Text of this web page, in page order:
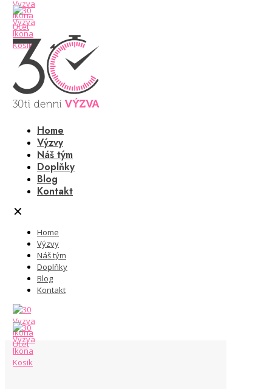
Home
Výzvy
Náš tým
Doplňky
Blog
Kontakt
✕
Home
Výzvy
Náš tým
Doplňky
Blog
Kontakt